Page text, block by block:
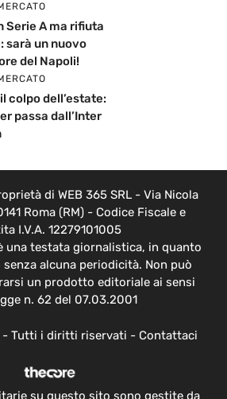
Serie A ma rifiuta
sarà un nuovo
del Napoli!
colpo dell’estate:
passa dall’Inter
di WEB 365 SRL - Via Nicola
Roma (RM) - Codice Fiscale e
I.V.A. 12279101005
una testata giornalistica, in quanto
alcuna periodicità. Non può
un prodotto editoriale ai sensi
n. 62 del 07.03.2001
Tutti i diritti riservati - Contattaci
su questo sito sono gestite da